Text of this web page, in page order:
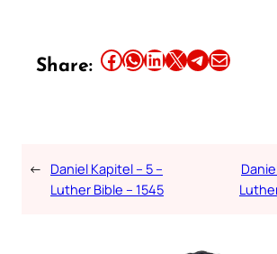
Share: Share this article on Facebook Share this article on WhatsApp Share this article on LinkedIn Share this article on X Share this article on TelegramEmail this Article
← Daniel Kapitel – 5 –
Luther Bible – 1545